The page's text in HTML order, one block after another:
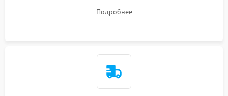
Подробнее